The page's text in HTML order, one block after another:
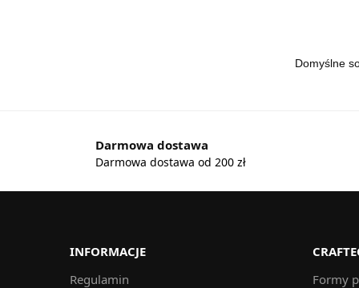
Darmowa dostawa
Darmowa dostawa od 200 zł
INFORMACJE
Regulamin
Formy